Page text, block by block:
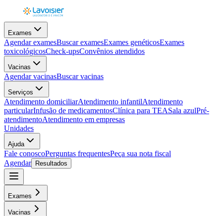
Exames
Agendar examesBuscar examesExames genéticosExames
toxicológicosCheck-upsConvênios atendidos
Vacinas
Agendar vacinasBuscar vacinas
Serviços
Atendimento domiciliarAtendimento infantilAtendimento
particularInfusão de medicamentosClínica para TEASala azulPré-
atendimentoAtendimento em empresas
Unidades
Ajuda
Fale conoscoPerguntas frequentesPeça sua nota fiscal
Agendar
Resultados
Exames
Vacinas